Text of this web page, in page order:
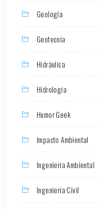
Geología
Geotecnia
Hidráulica
Hidrología
Humor Geek
Impacto Ambiental
Ingeniería Ambiental
Ingeniería Civil